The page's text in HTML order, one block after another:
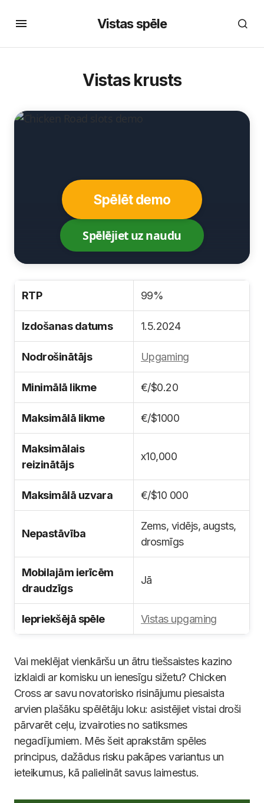
Vistas spēle
Vistas krusts
Spēlēt demo
Spēlējiet uz naudu
RTP 99%
Izdošanas datums 1.5.2024
Nodrošinātājs Upgaming
Minimālā likme €/$0.20
Maksimālā likme €/$1000
Maksimālais
reizinātājs
x10,000
Maksimālā uzvara €/$10 000
Nepastāvība
Zems, vidējs, augsts,
drosmīgs
Mobilajām ierīcēm
draudzīgs
Jā
Iepriekšējā spēle Vistas upgaming
Vai meklējat vienkāršu un ātru tiešsaistes kazino
izklaidi ar komisku un ienesīgu sižetu? Chicken
Cross ar savu novatorisko risinājumu piesaista
arvien plašāku spēlētāju loku: asistējiet vistai droši
pārvarēt ceļu, izvairoties no satiksmes
negadījumiem. Mēs šeit aprakstām spēles
principus, dažādus risku pakāpes variantus un
ieteikumus, kā palielināt savus laimestus.